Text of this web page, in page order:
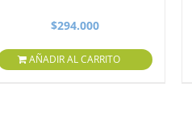
$294.000
AÑADIR AL CARRITO